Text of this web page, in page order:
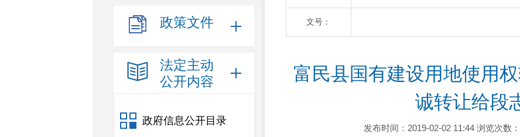
政策文件
法定主动
公开内容
政府信息公开目录
文号：
富民县国有建设用地使用
诚转让给段
发布时间：2019-02-02 11:44 浏览次数